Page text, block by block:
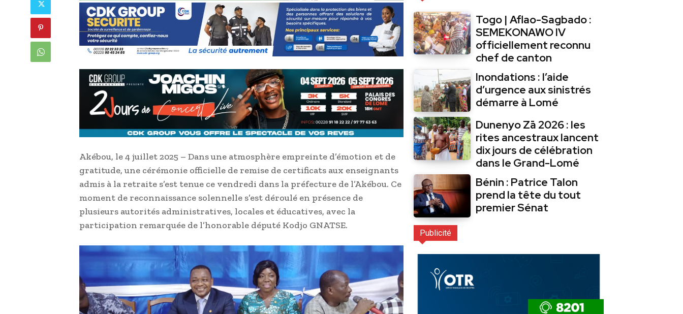
Akébou, le 4 juillet 2025 – Dans une atmosphère empreinte d’émotion et de
gratitude, une cérémonie officielle de remise de certificats aux enseignants
admis à la retraite s’est tenue ce vendredi dans la préfecture de l’Akébou. Ce
moment de reconnaissance solennelle s’est déroulé en présence de
plusieurs autorités administratives, locales et éducatives, avec la
participation remarquée de l’honorable député Kodjo GNATSE.
Togo | Aflao-Sagbado :
SEMEKONAWO IV
officiellement reconnu
chef de canton
Inondations : l’aide
d’urgence aux sinistrés
démarre à Lomé
Dunenyo Zā 2026 : les
rites ancestraux lancent
dix jours de célébration
dans le Grand-Lomé
Bénin : Patrice Talon
prend la tête du tout
premier Sénat
Publicité